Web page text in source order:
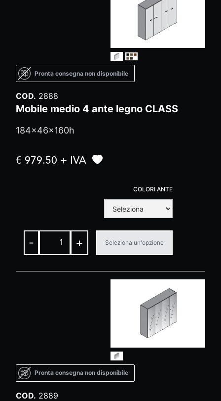
Pronta consegna non disponibile
COD. 2888
Mobile medio 4 ante legno CLASS
184x46x160h
€ 979.50 + IVA
COLORI ANTE
- + Seleziona un'opzione
Pronta consegna non disponibile
COD. 2889